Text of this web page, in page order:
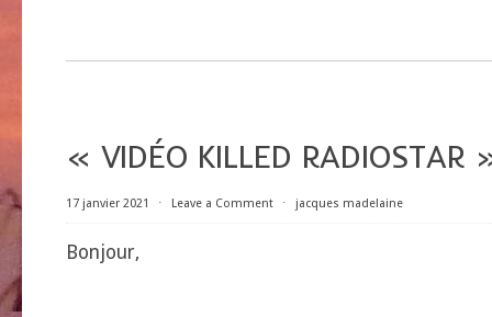
« VIDÉO KILLED RADIOSTAR
17 janvier 2021 ⋅ Leave a Comment ⋅ jacques madelaine
Bonjour,